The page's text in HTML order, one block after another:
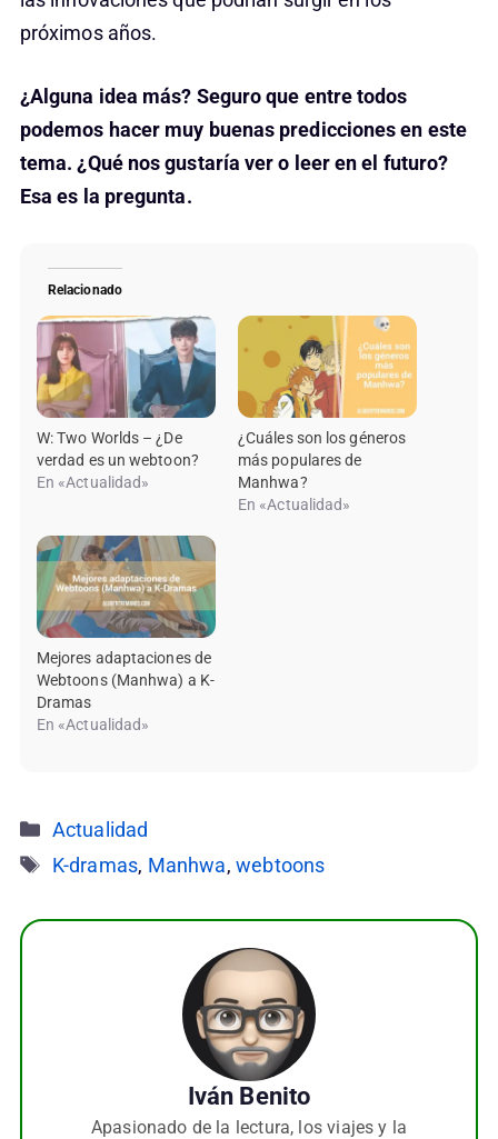
próximos años.
¿Alguna idea más? Seguro que entre todos
podemos hacer muy buenas predicciones en este
tema. ¿Qué nos gustaría ver o leer en el futuro?
Esa es la pregunta.
Relacionado
W: Two Worlds – ¿De
verdad es un webtoon?
En «Actualidad»
¿Cuáles son los géneros
más populares de
Manhwa?
En «Actualidad»
Mejores adaptaciones de
Webtoons (Manhwa) a K-
Dramas
En «Actualidad»
Categorías
Actualidad
Etiquetas
K-dramas, Manhwa, webtoons
Iván Benito
Apasionado de la lectura, los viajes y la